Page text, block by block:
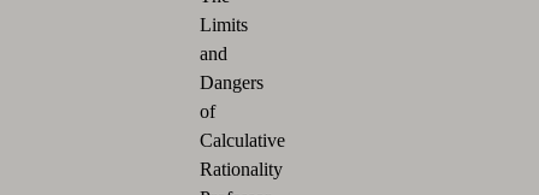
Limits
and
Dangers
of
Calculative
Rationality